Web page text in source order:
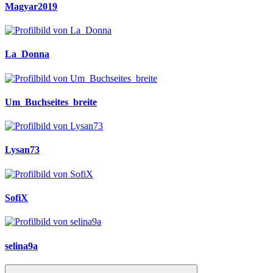
Magyar2019
La_Donna
Um_Buchseites_breite
Lysan73
SofiX
selina9a